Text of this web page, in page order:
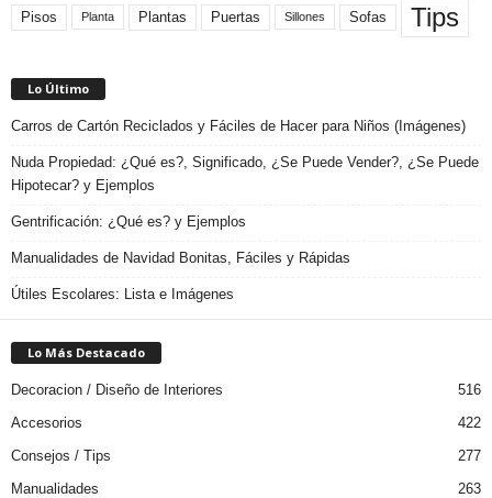
Pisos Planta Plantas Puertas Sillones Sofas Tips
Lo Último
Carros de Cartón Reciclados y Fáciles de Hacer para Niños (Imágenes)
Nuda Propiedad: ¿Qué es?, Significado, ¿Se Puede Vender?, ¿Se Puede
Hipotecar? y Ejemplos
Gentrificación: ¿Qué es? y Ejemplos
Manualidades de Navidad Bonitas, Fáciles y Rápidas
Útiles Escolares: Lista e Imágenes
Lo Más Destacado
Decoracion / Diseño de Interiores
516
Accesorios
422
Consejos / Tips
277
Manualidades
263